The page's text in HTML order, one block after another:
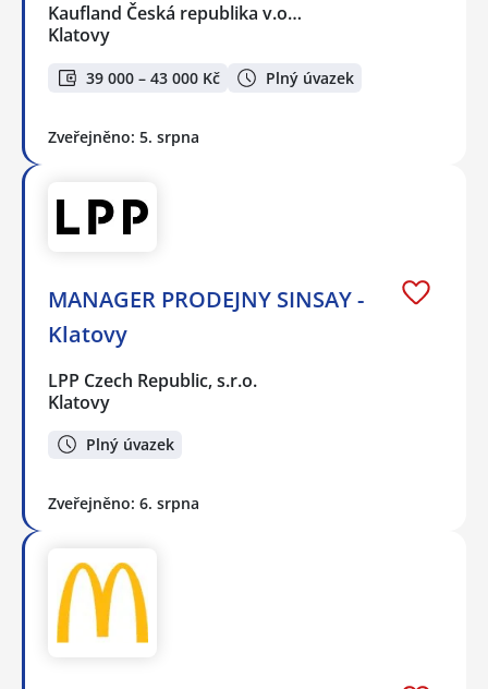
Kaufland Česká republika v.o…
Klatovy
39 000 – 43 000 Kč Plný úvazek
Zveřejněno: 5. srpna
MANAGER PRODEJNY SINSAY -
Klatovy
LPP Czech Republic, s.r.o.
Klatovy
Plný úvazek
Zveřejněno: 6. srpna